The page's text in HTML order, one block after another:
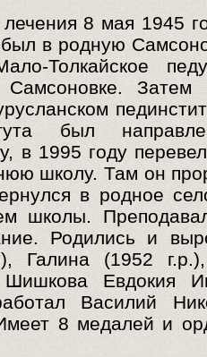
8 мая 1945
в родную
Толкайское
Затем
был
в 1995 году
школу. Там он
в родное
школы.
Родились и
Галина (1952
Евдокия
Василий
8 медалей и